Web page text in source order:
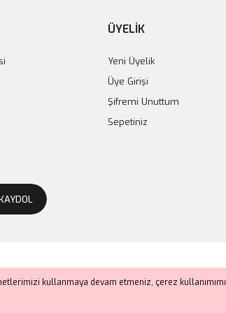
kullanmaya devam etmeniz, çerez
ÜYELİK
Yeni Üyelik
Üye Girişi
Şifremi Unuttum
Sepetiniz